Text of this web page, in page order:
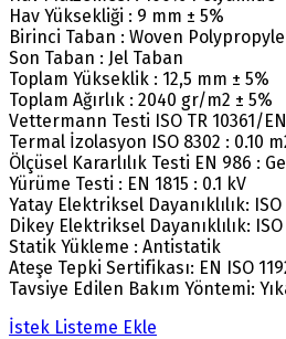
Hav Yüksekliği : 9 mm ± 5%
Birinci Taban : Woven
Son Taban : Jel Taban
Toplam Yükseklik : 12,5 mm ± 5%
Toplam Ağırlık : 2040 gr/m2 ± 5%
Vettermann Testi ISO TR 10361/
Termal İzolasyon ISO 8302 : 0.10
Ölçüsel Kararlılık Testi EN 986 :
Yürüme Testi : EN 1815 : 0.1 kV
Yatay Elektriksel Dayanıklılık:
Dikey Elektriksel Dayanıklılık:
Statik Yükleme : Antistatik
Ateşe Tepki Sertifikası: EN ISO
Tavsiye Edilen Bakım Yöntemi:
İstek Listeme Ekle